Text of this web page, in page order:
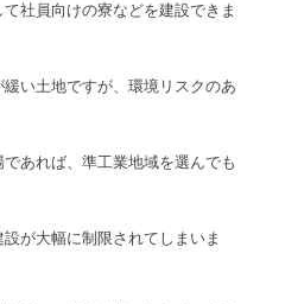
社員向けの寮などを建設できま
い土地ですが、環境リスクのあ
あれば、準工業地域を選んでも
が大幅に制限されてしまいま